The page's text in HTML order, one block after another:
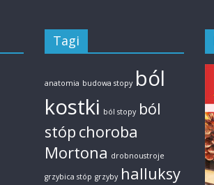
Tagi
anatomia budowa stopy ból
kostki ból stopy ból
stóp choroba
Mortona drobnoustroje
grzybica stóp grzyby halluksy